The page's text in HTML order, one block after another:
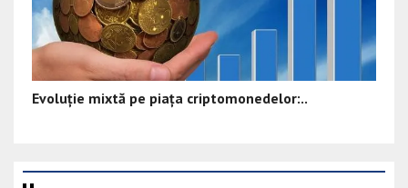
Evoluție mixtă pe piața criptomonedelor:..